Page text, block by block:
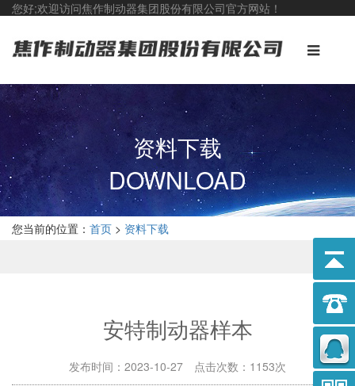
您好;欢迎访问焦作制动器集团股份有限公司官方网站！
资料下载
DOWNLOAD
您当前的位置： 首页 > 资料下载
安特制动器样本
发布时间：2023-10-27 点击次数：1153次